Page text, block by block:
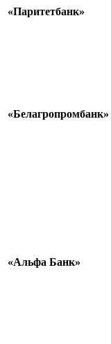
«Паритетбанк»
«Белагропромбанк»
«Альфа Банк»